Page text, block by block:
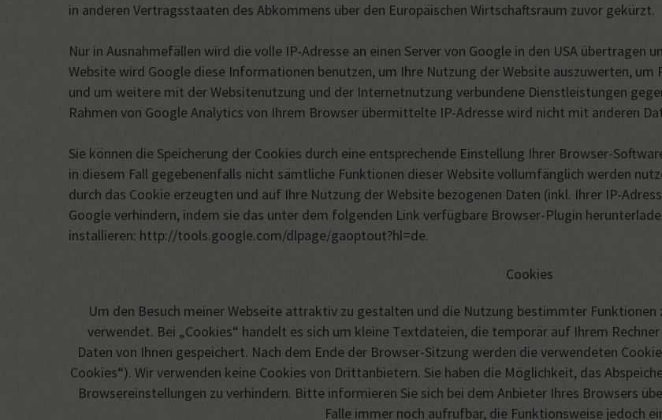
in anderen Vertragsstaaten des Abkommens über den Europäischen Wirtschaftsraum zuvor gekürzt.
Nur in Ausnahmefällen wird die volle IP-Adresse an einen Server von Google in den USA
Website wird Google diese Informationen benutzen, um Ihre Nutzung der Website auszuwerten,
und um weitere mit der Websitenutzung und der Internetnutzung verbundene Dienstleistungen
Rahmen von Google Analytics von Ihrem Browser übermittelte IP-Adresse wird nicht mit anderen
Sie können die Speicherung der Cookies durch eine entsprechende Einstellung Ihrer Browser-
in diesem Fall gegebenenfalls nicht sämtliche Funktionen dieser Website vollumfänglich werden
durch das Cookie erzeugten und auf Ihre Nutzung der Website bezogenen Daten (inkl. Ihrer IP-
Google verhindern, indem sie das unter dem folgenden Link verfügbare Browser-Plugin
installieren: http://tools.google.com/dlpage/gaoptout?hl=de.
Cookies
Um den Besuch meiner Webseite attraktiv zu gestalten und die Nutzung bestimmter Funktionen
verwendet. Bei „Cookies“ handelt es sich um kleine Textdateien, die temporär auf Ihrem
Daten von Ihnen gespeichert. Nach dem Ende der Browser-Sitzung werden die verwendeten
Cookies“). Wir verwenden keine Cookies von Drittanbietern. Sie haben die Möglichkeit, das
Browsereinstellungen zu verhindern. Bitte informieren Sie sich bei dem Anbieter Ihres Browsers
Falle immer noch aufrufbar, die Funktionsweise jedoch